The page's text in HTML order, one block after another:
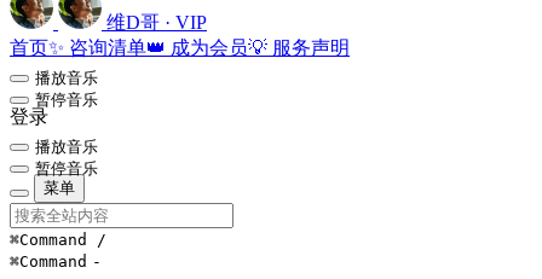
维D哥 · VIP
首页✨ 咨询清单👑 成为会员💡 服务声明
播放音乐
暂停音乐
登录
播放音乐
暂停音乐
菜单
⌘Command /
⌘Command -